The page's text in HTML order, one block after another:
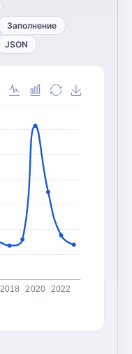
Заполнение
JSON
2018 2020 2022